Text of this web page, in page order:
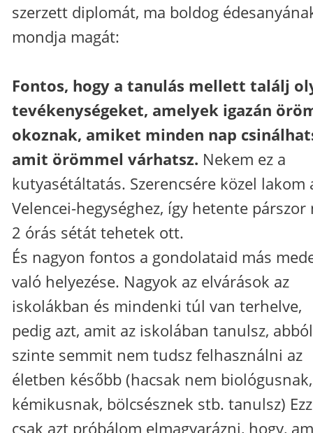
szerzett diplomát, ma boldog
mondja magát:
Fontos, hogy a tanulás mellett találj
tevékenységeket, amelyek igazán
okoznak, amiket minden nap
amit örömmel várhatsz. Nekem ez a
kutyasétáltatás. Szerencsére közel lakom
Velencei-hegységhez, így hetente párszor
2 órás sétát tehetek ott.
És nagyon fontos a gondolataid más
való helyezése. Nagyok az elvárások az
iskolákban és mindenki túl van terhelve,
pedig azt, amit az iskolában tanulsz, abból
szinte semmit nem tudsz felhasználni az
életben később (hacsak nem biológusnak,
kémikusnak, bölcsésznek stb. tanulsz)
csak azt próbálom elmagyarázni, hogy,